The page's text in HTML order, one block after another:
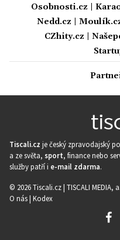
Osobnosti.cz
Nedd.cz
CZhity.cz
Tiscali.cz je český zpravodajský
a ze světa, sport, finance nebo
služby patří i e-mail zdarma.
© 2026 Tiscali.cz | TISCALI MEDIA,
O nás| Kodex